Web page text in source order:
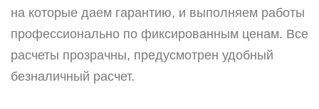
на которые даем гарантию, и выполняем работы
профессионально по фиксированным ценам. Все
расчеты прозрачны, предусмотрен удобный
безналичный расчет.